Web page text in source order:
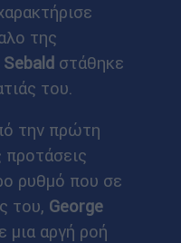
της
Sebaldστάθηκε
του.
την πρώτη
ρυθμό που σε
του, George
μια αργή ροή